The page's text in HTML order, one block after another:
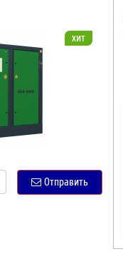
хит
Отправить